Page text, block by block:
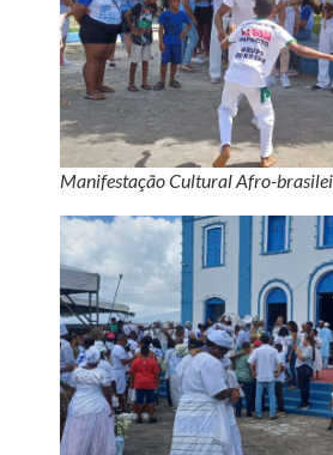
Manifestação Cultural Afro-